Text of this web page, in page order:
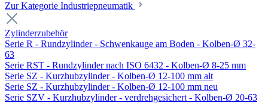
Zur Kategorie Industriepneumatik
Zylinderzubehör
Serie R - Rundzylinder - Schwenkauge am Boden - Kolben-Ø 32-
63
Serie RST - Rundzylinder nach ISO 6432 - Kolben-Ø 8-25 mm
Serie SZ - Kurzhubzylinder - Kolben-Ø 12-100 mm alt
Serie SZ - Kurzhubzylinder - Kolben-Ø 12-100 mm neu
Serie SZV - Kurzhubzylinder - verdrehgesichert - Kolben-Ø 20-63